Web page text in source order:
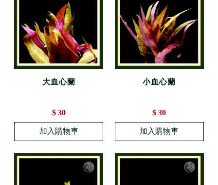
大血心蘭
$ 30
小血心蘭
$ 30